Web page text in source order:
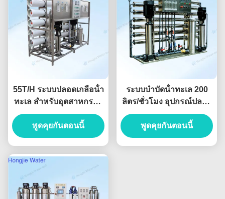
55T/H ระบบปลอดเกลือน้ํา
ทะเล สําหรับอุตสาหกรรม
ปิโตรเคมี
พูดคุยกันตอนนี้
ระบบบําบัดน้ําทะเล 200
ลิตร/ชั่วโมง อุปกรณ์ปลอด
เกลือน้ําทะเล สําหรับการ
ช่วยเหลือภัยพิบัติ
พูดคุยกันตอนนี้